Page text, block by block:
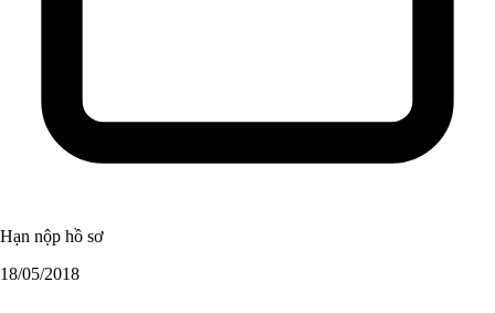
Hạn nộp hồ sơ
18/05/2018